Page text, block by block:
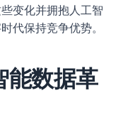
变化并拥抱人工智
代保持竞争优势。
能数据革